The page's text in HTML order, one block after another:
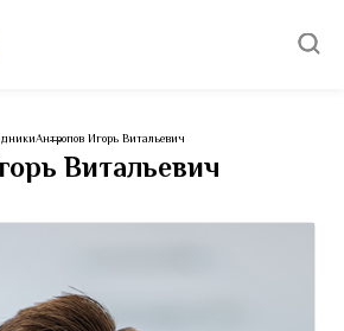
Витальевич
Антропов Игорь Витальевич